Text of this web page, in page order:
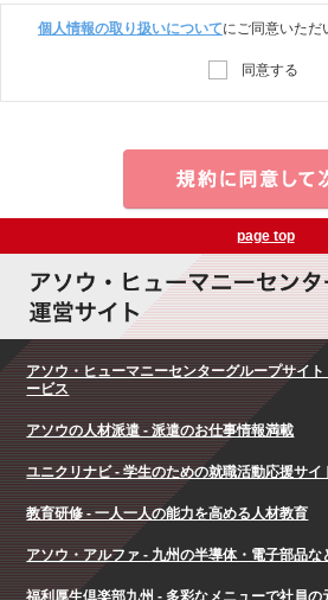
個人情報の取り扱いについてにご同意いただ
同意する
page top
アソウ・ヒューマニーセンターグループサイ
ービス
アソウの人材派遣 - 派遣のお仕事情報満載
ユニクリナビ - 学生のための就職活動応援サイ
教育研修 - 一人一人の能力を高める人材教育
アソウ・アルファ - 九州の半導体・電子部品な
福利厚生倶楽部九州 - 多彩なメニューで社員の